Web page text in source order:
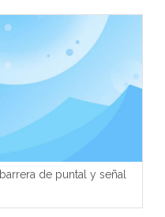
barrera de puntal y señal